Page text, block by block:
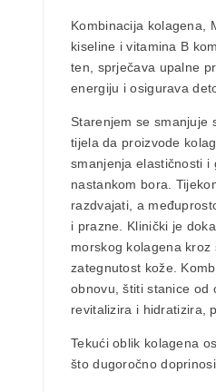
Kombinacija kolagena,
kiseline i vitamina B
ten, sprječava upalne
energiju i osigurava
Starenjem se smanjuje
tijela da proizvode
smanjenja elastičnosti i
nastankom bora.
razdvajati, a
i prazne. Klinički je
morskog kolagena
zategnutost kože.
obnovu, štiti stanice od
revitalizira i hidratizira,
Tekući oblik kolagena
što dugoročno